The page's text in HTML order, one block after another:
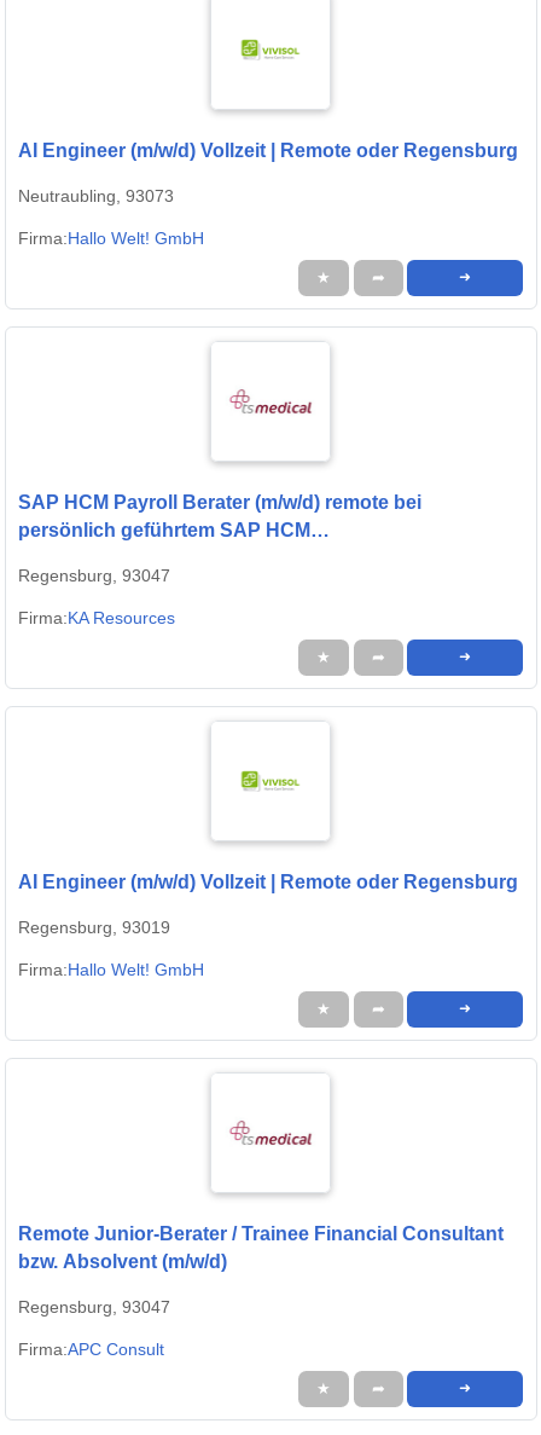
AI Engineer (m/w/d) Vollzeit | Remote oder Regensburg
Neutraubling, 93073
Firma:Hallo Welt! GmbH
★ ➦ ➜
SAP HCM Payroll Berater (m/w/d) remote bei
persönlich geführtem SAP HCM
Regensburg, 93047
Firma:KA Resources
★ ➦ ➜
AI Engineer (m/w/d) Vollzeit | Remote oder Regensburg
Regensburg, 93019
Firma:Hallo Welt! GmbH
★ ➦ ➜
Remote Junior-Berater / Trainee Financial Consultant
bzw. Absolvent (m/w/d)
Regensburg, 93047
Firma:APC Consult
★ ➦ ➜